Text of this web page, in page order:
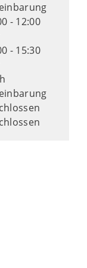
- 12:00
- 15:30